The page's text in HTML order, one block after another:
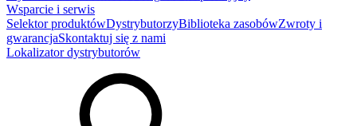
Wsparcie i serwis
Selektor produktówDystrybutorzyBiblioteka zasobówZwroty i
gwarancjaSkontaktuj się z nami
Lokalizator dystrybutorów